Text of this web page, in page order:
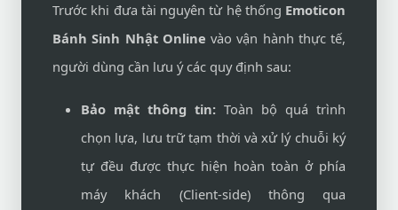
Trước khi đưa tài nguyên từ hệ thống Emoticon
Bánh Sinh Nhật Online vào vận hành thực tế,
người dùng cần lưu ý các quy định sau:
Bảo mật thông tin: Toàn bộ quá trình
chọn lựa, lưu trữ tạm thời và xử lý chuỗi ký
tự đều được thực hiện hoàn toàn ở phía
máy khách (Client-side) thông qua